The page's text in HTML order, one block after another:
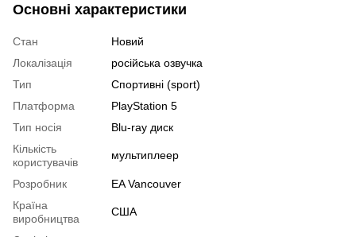
Основні характеристики
Стан
Новий
Локалізація
російська озвучка
Тип
Спортивні (sport)
Платформа
PlayStation 5
Тип носія
Blu-ray диск
Кількість
користувачів
мультиплеер
Розробник
EA Vancouver
Країна
виробництва
США